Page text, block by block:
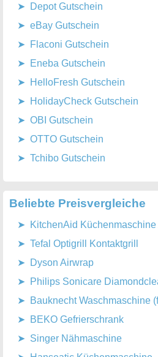
Depot Gutschein
eBay Gutschein
Flaconi Gutschein
Eneba Gutschein
HelloFresh Gutschein
HolidayCheck Gutschein
OBI Gutschein
OTTO Gutschein
Tchibo Gutschein
Beliebte Preisvergleiche
KitchenAid Küchenmaschine
Tefal Optigrill Kontaktgrill
Dyson Airwrap
Philips Sonicare
Bauknecht Waschmaschine
BEKO Gefrierschrank
Singer Nähmaschine